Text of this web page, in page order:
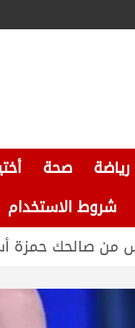
رياضة صحة
شروط الاستخدام
من صالحك حمزة